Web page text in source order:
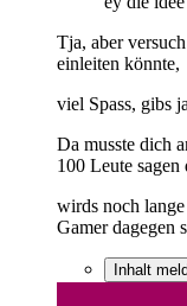
Tja, aber
einleiten könnte,
viel Spass, gibs
Da musste dich
100 Leute sagen
wirds noch
Gamer dagegen
Inhalt